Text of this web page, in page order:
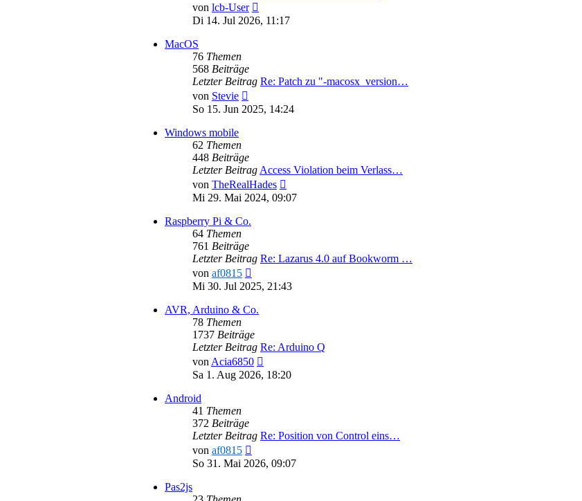
von lcb-User
Beitrag
Di 14. Jul 2026, 11:17
MacOS
76 Themen
568 Beiträge
Letzter Beitrag Re: Patch zu "-macosx_version…
von Stevie
Beitrag
So 15. Jun 2025, 14:24
Windows mobile
62 Themen
448 Beiträge
Letzter BeitragAccess Violation beim Verlass…
von TheRealHades
Beitrag
Mi 29. Mai 2024, 09:07
Raspberry Pi & Co.
64 Themen
761 Beiträge
Letzter Beitrag Re: Lazarus 4.0 auf Bookworm …
von af0815
Beitrag
Mi 30. Jul 2025, 21:43
AVR, Arduino & Co.
78 Themen
1737 Beiträge
Letzter Beitrag Re: Arduino Q
vonAcia6850
Beitrag
Sa 1. Aug 2026, 18:20
Android
41 Themen
372 Beiträge
Letzter Beitrag Re: Position von Control eins…
von af0815
Beitrag
So 31. Mai 2026, 09:07
Pas2js